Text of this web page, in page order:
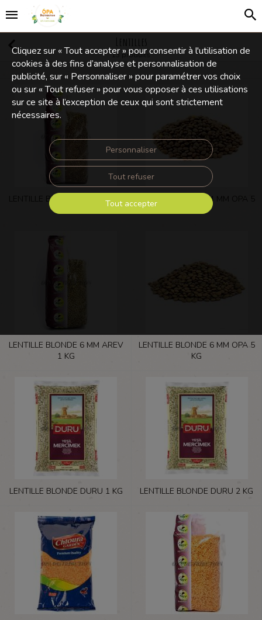
13 produits
LENTILLE BLONDE 4 MM AREV
LENTILLE BLONDE 4 MM OPA 5
LENTILLE BLONDE 6 MM AREV
1 KG
LENTILLE BLONDE 6 MM OPA 5
KG
LENTILLE BLONDE DURU 1 KG LENTILLE BLONDE DURU 2 KG
Cliquez sur « Tout accepter » pour consentir à l'utilisation de
cookies à des fins d’analyse et personnalisation de
publicité, sur « Personnaliser » pour paramétrer vos choix
ou sur « Tout refuser » pour vous opposer à ces utilisations
sur ce site à l’exception de ceux qui sont strictement
nécessaires.
Personnaliser
Tout refuser
Tout accepter